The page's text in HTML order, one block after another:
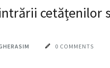
cetățenilor
0 COMMENTS